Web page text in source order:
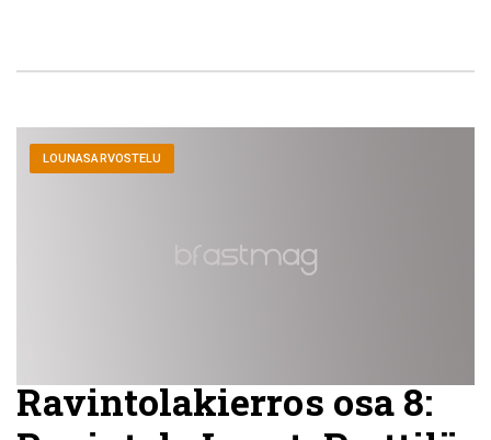
LOUNASARVOSTELU
Ravintolakierros osa 8: